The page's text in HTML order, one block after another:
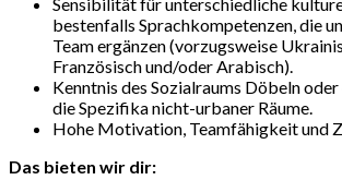
bestenfalls Sprachkompetenzen, die
Team ergänzen (vorzugsweise
Französisch und/oder Arabisch).
Kenntnis des Sozialraums Döbeln
die Spezifika nicht-urbaner Räume.
Hohe Motivation, Teamfähigkeit und
Das bieten wir dir: